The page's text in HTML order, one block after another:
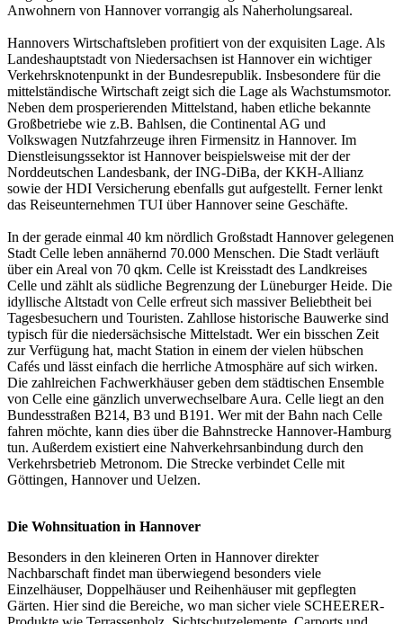
Anwohnern von Hannover vorrangig als Naherholungsareal.
Hannovers Wirtschaftsleben profitiert von der exquisiten Lage. Als
Landeshauptstadt von Niedersachsen ist Hannover ein wichtiger
Verkehrsknotenpunkt in der Bundesrepublik. Insbesondere für die
mittelständische Wirtschaft zeigt sich die Lage als Wachstumsmotor.
Neben dem prosperierenden Mittelstand, haben etliche bekannte
Großbetriebe wie z.B. Bahlsen, die Continental AG und
Volkswagen Nutzfahrzeuge ihren Firmensitz in Hannover. Im
Dienstleisungssektor ist Hannover beispielsweise mit der der
Norddeutschen Landesbank, der ING-DiBa, der KKH-Allianz
sowie der HDI Versicherung ebenfalls gut aufgestellt. Ferner lenkt
das Reiseunternehmen TUI über Hannover seine Geschäfte.
In der gerade einmal 40 km nördlich Großstadt Hannover gelegenen
Stadt Celle leben annähernd 70.000 Menschen. Die Stadt verläuft
über ein Areal von 70 qkm. Celle ist Kreisstadt des Landkreises
Celle und zählt als südliche Begrenzung der Lüneburger Heide. Die
idyllische Altstadt von Celle erfreut sich massiver Beliebtheit bei
Tagesbesuchern und Touristen. Zahllose historische Bauwerke sind
typisch für die niedersächsische Mittelstadt. Wer ein bisschen Zeit
zur Verfügung hat, macht Station in einem der vielen hübschen
Cafés und lässt einfach die herrliche Atmosphäre auf sich wirken.
Die zahlreichen Fachwerkhäuser geben dem städtischen Ensemble
von Celle eine gänzlich unverwechselbare Aura. Celle liegt an den
Bundesstraßen B214, B3 und B191. Wer mit der Bahn nach Celle
fahren möchte, kann dies über die Bahnstrecke Hannover-Hamburg
tun. Außerdem existiert eine Nahverkehrsanbindung durch den
Verkehrsbetrieb Metronom. Die Strecke verbindet Celle mit
Göttingen, Hannover und Uelzen.
Die Wohnsituation in Hannover
Besonders in den kleineren Orten in Hannover direkter
Nachbarschaft findet man überwiegend besonders viele
Einzelhäuser, Doppelhäuser und Reihenhäuser mit gepflegten
Gärten. Hier sind die Bereiche, wo man sicher viele SCHEERER-